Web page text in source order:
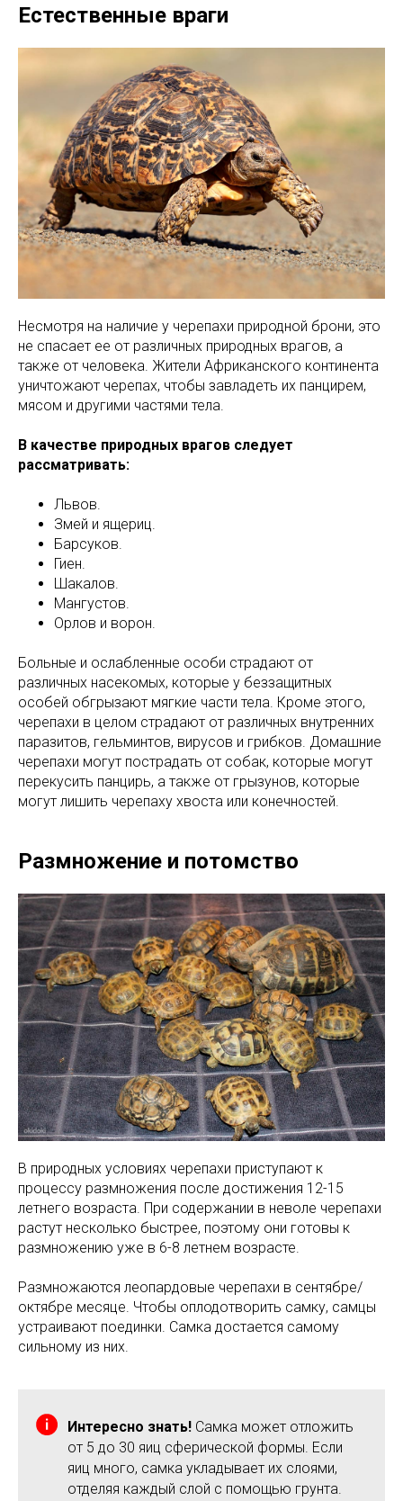
Естественные враги
Несмотря на наличие у черепахи природной брони, это
не спасает ее от различных природных врагов, а
также от человека. Жители Африканского континента
уничтожают черепах, чтобы завладеть их панцирем,
мясом и другими частями тела.
В качестве природных врагов следует
рассматривать:
Львов.
Змей и ящериц.
Барсуков.
Гиен.
Шакалов.
Мангустов.
Орлов и ворон.
Больные и ослабленные особи страдают от
различных насекомых, которые у беззащитных
особей обгрызают мягкие части тела. Кроме этого,
черепахи в целом страдают от различных внутренних
паразитов, гельминтов, вирусов и грибков. Домашние
черепахи могут пострадать от собак, которые могут
перекусить панцирь, а также от грызунов, которые
могут лишить черепаху хвоста или конечностей.
Размножение и потомство
В природных условиях черепахи приступают к
процессу размножения после достижения 12-15
летнего возраста. При содержании в неволе черепахи
растут несколько быстрее, поэтому они готовы к
размножению уже в 6-8 летнем возрасте.
Размножаются леопардовые черепахи в сентябре/
октябре месяце. Чтобы оплодотворить самку, самцы
устраивают поединки. Самка достается самому
сильному из них.
Интересно знать! Самка может отложить
от 5 до 30 яиц сферической формы. Если
яиц много, самка укладывает их слоями,
отделяя каждый слой с помощью грунта.